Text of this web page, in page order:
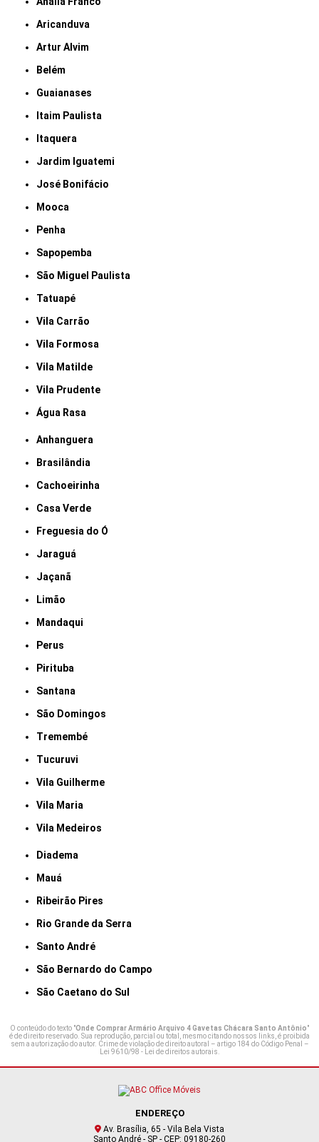
Aricanduva
Artur Alvim
Belém
Guaianases
Itaim Paulista
Itaquera
Jardim Iguatemi
José Bonifácio
Mooca
Penha
Sapopemba
São Miguel Paulista
Tatuapé
Vila Carrão
Vila Formosa
Vila Matilde
Vila Prudente
Água Rasa
Anhanguera
Brasilândia
Cachoeirinha
Casa Verde
Freguesia do Ó
Jaraguá
Jaçanã
Limão
Mandaqui
Perus
Pirituba
Santana
São Domingos
Tremembé
Tucuruvi
Vila Guilherme
Vila Maria
Vila Medeiros
Diadema
Mauá
Ribeirão Pires
Rio Grande da Serra
Santo André
São Bernardo do Campo
São Caetano do Sul
O conteúdo do texto "Onde Comprar Armário Arquivo 4 Gavetas Chácara Santo Antônio"
é de direito reservado. Sua reprodução, parcial ou total, mesmo citando nossos links, é proibida
sem a autorização do autor. Crime de violação de direito autoral – artigo 184 do Código Penal –
Lei 9610/98 - Lei de direitos autorais.
ENDEREÇO
Av. Brasília, 65 - Vila Bela Vista
Santo André - SP - CEP: 09180-260